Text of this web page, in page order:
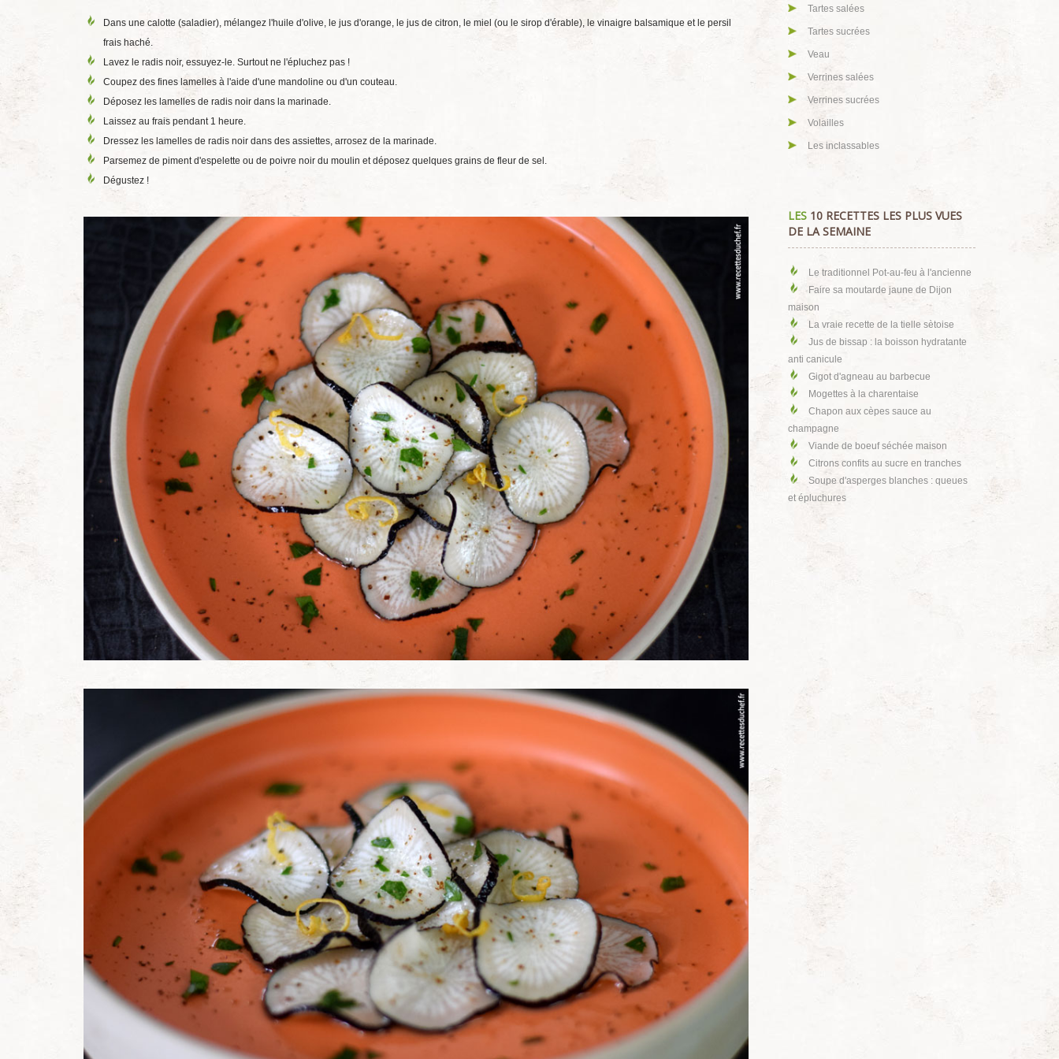
Dans une calotte (saladier), mélangez l'huile d'olive, le jus d'orange, le jus de citron, le miel (ou le sirop d'érable), le vinaigre balsamique et le persil
frais haché.
Lavez le radis noir, essuyez-le. Surtout ne l'épluchez pas !
Coupez des fines lamelles à l'aide d'une mandoline ou d'un couteau.
Déposez les lamelles de radis noir dans la marinade.
Laissez au frais pendant 1 heure.
Dressez les lamelles de radis noir dans des assiettes, arrosez de la marinade.
Parsemez de piment d'espelette ou de poivre noir du moulin et déposez quelques grains de fleur de sel.
Dégustez !
Tartes salées
Tartes sucrées
Veau
Verrines salées
Verrines sucrées
Volailles
Les inclassables
LES 10 RECETTES LES PLUS VUES
DE LA SEMAINE
Le traditionnel Pot-au-feu à l'ancienne
Faire sa moutarde jaune de Dijon
maison
La vraie recette de la tielle sètoise
Jus de bissap : la boisson hydratante
anti canicule
Gigot d'agneau au barbecue
Mogettes à la charentaise
Chapon aux cèpes sauce au
champagne
Viande de boeuf séchée maison
Citrons confits au sucre en tranches
Soupe d'asperges blanches : queues
et épluchures